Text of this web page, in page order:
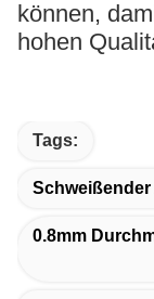
können,
hohen
Tags:
0.8mm